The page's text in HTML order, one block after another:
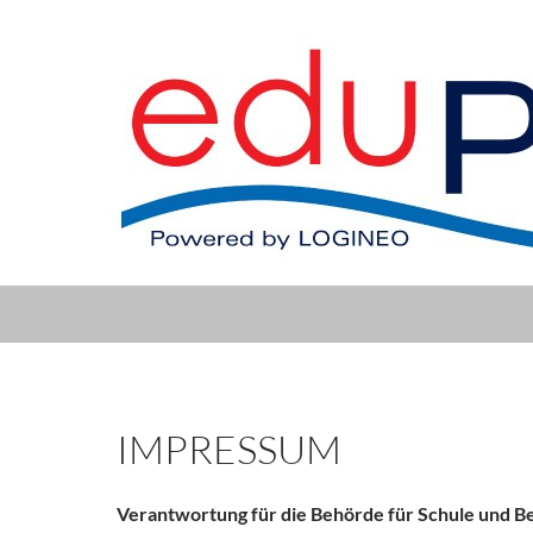
IMPRESSUM
Verantwortung für die Behörde für Schule und